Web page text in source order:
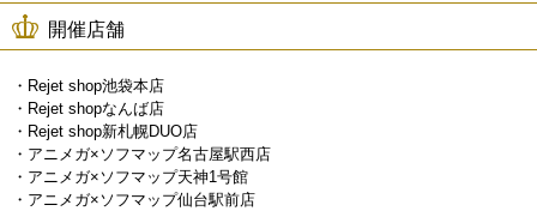
開催店舗
・Rejet shop池袋本店
・Rejet shopなんば店
・Rejet shop新札幌DUO店
・アニメガ×ソフマップ名古屋駅西店
・アニメガ×ソフマップ天神1号館
・アニメガ×ソフマップ仙台駅前店